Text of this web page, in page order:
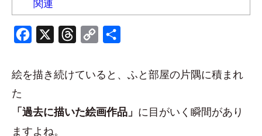
Facebook ThreadsCopy
絵を描き続けていると、ふと部屋の片隅に積まれ
た
「過去に描いた絵画作品」 に目がいく瞬間があり
ますよね。